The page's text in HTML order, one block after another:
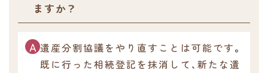
ますか？
遺産分割協議をやり直すことは可能です。
既に行った相続登記を抹消して、新たな遺